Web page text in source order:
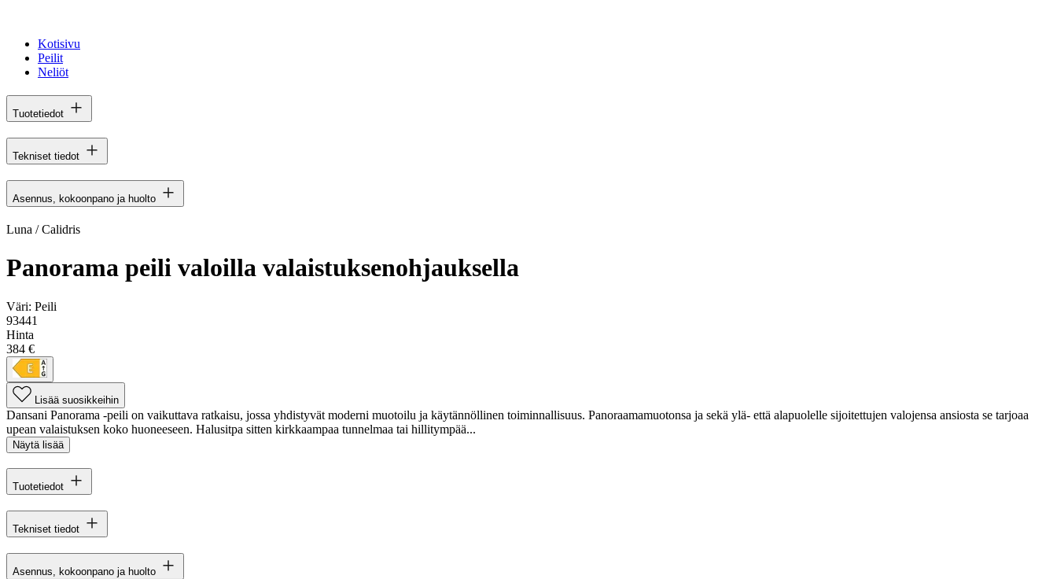
Kotisivu
Peilit
Neliöt
Tuotetiedot
Tekniset tiedot
Asennus, kokoonpano ja huolto
Luna / Calidris
Panorama peili valoilla valaistuksenohjauksella
Väri: Peili
93441
Hinta
384 €
Lisää suosikkeihin
Dansani Panorama -peili on vaikuttava ratkaisu, jossa yhdistyvät moderni muotoilu ja käytännöllinen toiminnallisuus. Panoraamamuotonsa ja sekä ylä- että alapuolelle sijoitettujen valojensa ansiosta se tarjoaa
upean valaistuksen koko huoneeseen. Halusitpa sitten kirkkaampaa tunnelmaa tai hillitympää...
Näytä lisää
Tuotetiedot
Tekniset tiedot
Asennus, kokoonpano ja huolto